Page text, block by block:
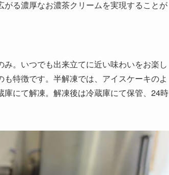
る濃厚なお濃茶クリームを実現することが
。いつでも出来立てに近い味わいをお楽し
特徴です。半解凍では、アイスケーキのよ
にて解凍。解凍後は冷蔵庫にて保管、24時